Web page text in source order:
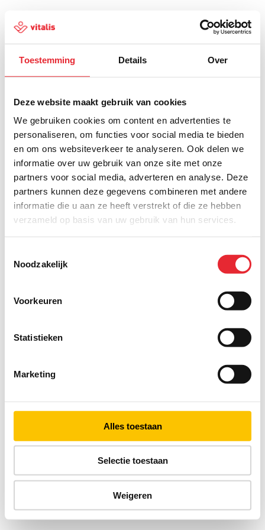
Toestemming Details Over
Deze website maakt gebruik van cookies
We gebruiken cookies om content en advertenties te
personaliseren, om functies voor social media te bieden
en om ons websiteverkeer te analyseren. Ook delen we
informatie over uw gebruik van onze site met onze
partners voor social media, adverteren en analyse. Deze
partners kunnen deze gegevens combineren met andere
informatie die u aan ze heeft verstrekt of die ze hebben
verzameld op basis van uw gebruik van hun services.
Noodzakelijk
Voorkeuren
Statistieken
Marketing
Alles toestaan
Selectie toestaan
Weigeren
500
Er is iets fout gegaan
Probeer het later opnieuw of ga terug naar de
homepagina.